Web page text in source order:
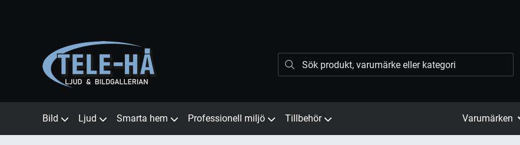
Bild Ljud Smarta hem Professionell miljö Tillbehör Varumärken